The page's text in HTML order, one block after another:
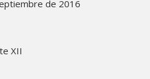
de 2016
XII